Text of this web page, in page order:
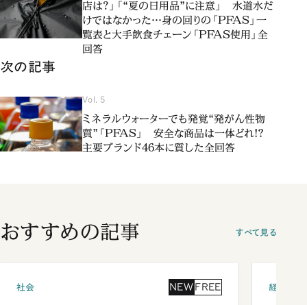
店は？」「“夏の日用品”に注意」 水道水だ
けではなかった…身の回りの「PFAS」一
覧表と大手飲食チェーン「PFAS使用」全
回答
次の記事
Vol. 5
ミネラルウォーターでも発覚“発がん性物
質”「PFAS」 安全な商品は一体どれ!?
主要ブランド46本に質した全回答
おすすめの記事 すべて見る
社会 NEW FREE 経済・ビ